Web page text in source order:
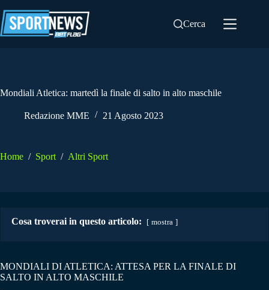
al
contenuto
Cerca
Mondiali Atletica: martedì la finale di salto in alto maschile
Redazione MME 21 Agosto 2023
Home / Sport / Altri Sport
Cosa troverai in questo articolo: mostra
MONDIALI DI ATLETICA: ATTESA PER LA FINALE DI
SALTO IN ALTO MASCHILE